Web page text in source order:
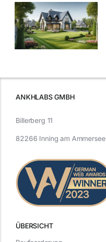
Bauzinsen im
Sturm: Die
aktuelle
Entwicklung
ANKHLABS GMBH
ÜBERSICHT
Billerberg 11
82266 Inning am Ammersee